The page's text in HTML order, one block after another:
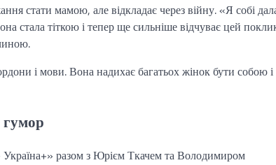
стати мамою, але відкладає через війну. «Я собі
тіткою і тепер ще сильніше відчуває цей
і мови. Вона надихає багатьох жінок бути собою
гумор
разом з Юрієм Ткачем та Володимиром